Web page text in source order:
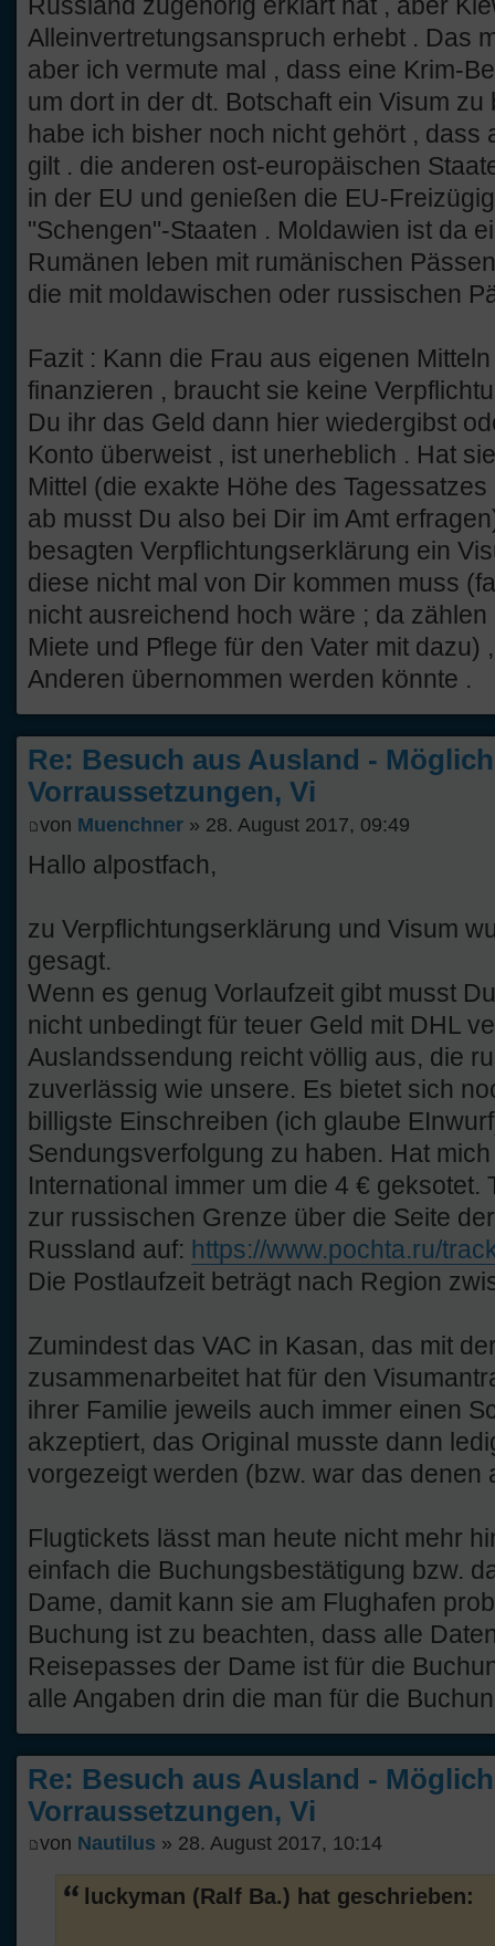
Alleinvertretungsanspruch erhebt . Das
aber ich vermute mal , dass eine Krim-
um dort in der dt. Botschaft ein Visum
habe ich bisher noch nicht gehört , dass
gilt . die anderen ost-europäischen
in der EU und genießen die EU-
"Schengen"-Staaten . Moldawien ist da
Rumänen leben mit rumänischen
die mit moldawischen oder russischen
Fazit : Kann die Frau aus eigenen
finanzieren , braucht sie keine
Du ihr das Geld dann hier wiedergibst
Konto überweist , ist unerheblich . Hat
Mittel (die exakte Höhe des
ab musst Du also bei Dir im Amt
besagten Verpflichtungserklärung ein
diese nicht mal von Dir kommen muss
nicht ausreichend hoch wäre ; da
Miete und Pflege für den Vater mit
Anderen übernommen werden könnte .
Re: Besuch aus Ausland -
Vorraussetzungen, Vi
von Muenchner » 28. August 2017, 09:49
Hallo alpostfach,
zu Verpflichtungserklärung und Visum
gesagt.
Wenn es genug Vorlaufzeit gibt musst
nicht unbedingt für teuer Geld mit DHL
Auslandssendung reicht völlig aus, die
zuverlässig wie unsere. Es bietet sich
billigste Einschreiben (ich glaube
Sendungsverfolgung zu haben. Hat
International immer um die 4 € geksotet.
zur russischen Grenze über die Seite
Russland auf: https://www.pochta.ru/
Die Postlaufzeit beträgt nach Region
Zumindest das VAC in Kasan, das mit
zusammenarbeitet hat für den
ihrer Familie jeweils auch immer einen
akzeptiert, das Original musste dann
vorgezeigt werden (bzw. war das denen
Flugtickets lässt man heute nicht mehr
einfach die Buchungsbestätigung bzw.
Dame, damit kann sie am Flughafen
Buchung ist zu beachten, dass alle
Reisepasses der Dame ist für die
alle Angaben drin die man für die
Re: Besuch aus Ausland -
Vorraussetzungen, Vi
von Nautilus » 28. August 2017, 10:14
luckyman (Ralf Ba.) hat geschrieben: